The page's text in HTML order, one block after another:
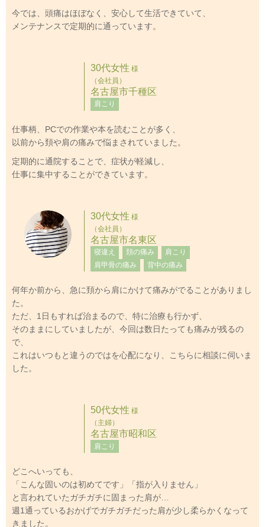
今では、頭痛はほぼなく、安心して生活できていて、
メンテナンスで定期的に通っています。
30代女性 様
（会社員）
名古屋市千種区
肩こり
仕事柄、PCでの作業や本を読むことが多く、
以前から頚や肩の痛みで悩まされていました。
定期的に通院することで、症状が軽減し、
仕事に集中することができています。
30代女性 様
（会社員）
名古屋市名東区
寝違え 頚の痛み
肩こり
肩甲骨の痛み
背中の痛み
何年か前から、急に頚から肩にかけて痛みがでることがありまし
た。
ただ、1日もすれば治まるので、特に治療も行かず、
そのままにしていましたが、今回は数日たっても痛みが残るの
で、
これはいつもと違うのではを心配になり、こちらに相談に伺いま
した。
50代女性 様
（主婦）
名古屋市昭和区
肩こり
どこへいっても、
「こんな固いのは初めてです」「指が入りません」
と言われていたガチガチに固まった肩が…
週1通っているおかげでガチガチだった肩が少し柔らかくなって
きました。